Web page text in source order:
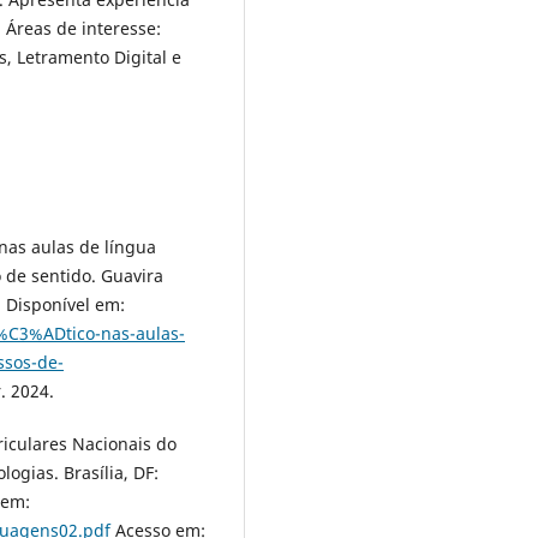
de interesse:
Letramento Digital e
aulas de língua
sentido. Guavira
Disponível em:
nas-aulas-
de-
2024.
Nacionais do
Brasília, DF:
Acesso em: